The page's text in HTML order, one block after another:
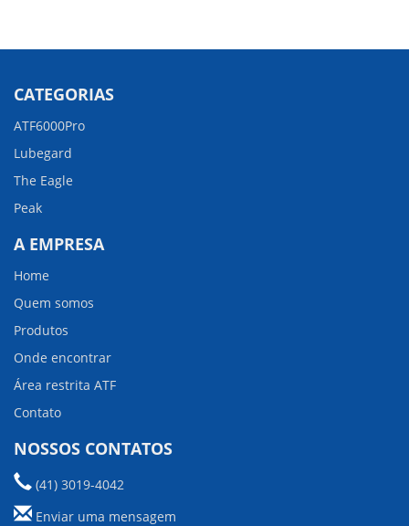
CATEGORIAS
ATF6000Pro
Lubegard
The Eagle
Peak
A EMPRESA
Home
Quem somos
Produtos
Onde encontrar
Área restrita ATF
Contato
NOSSOS CONTATOS
(41) 3019-4042
Enviar uma mensagem